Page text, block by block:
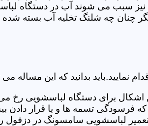
نیز سبب می شوند آب در دستگاه
چنان چه شلنگ تخلیه آب بسته
بدانید که این مساله
اشکال برای دستگاه لباسشویی رخ
تسمه ها و یا قرار دادن
لباسشویی سامسونگ در دزفول